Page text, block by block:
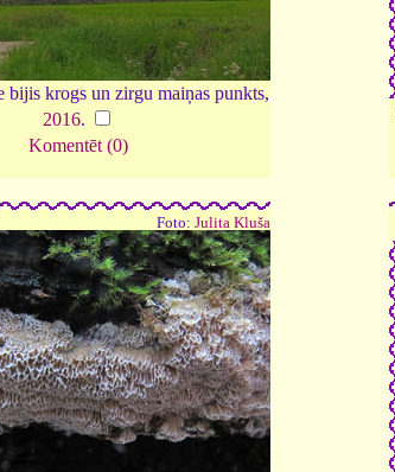
bijis krogs un zirgu maiņas punkts,
2016.
Komentēt (0)
Foto: Julita Kluša